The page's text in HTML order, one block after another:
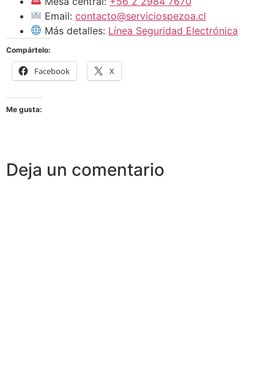
Email:contacto@serviciospezoa.cl
Más detalles: Línea Seguridad Electrónica
Compártelo:
Facebook X
Me gusta:
Deja un comentario